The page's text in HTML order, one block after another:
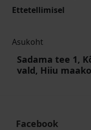
Ettetellimisel
Asukoht
Sadama tee 1,
vald, Hiiu
Facebook